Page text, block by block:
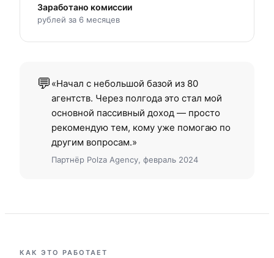
Заработано комиссии
рублей за 6 месяцев
💬 «Начал с небольшой базой из 80
агентств. Через полгода это стал мой
основной пассивный доход — просто
рекомендую тем, кому уже помогаю по
другим вопросам.»
Партнёр Polza Agency, февраль 2024
КАК ЭТО РАБОТАЕТ